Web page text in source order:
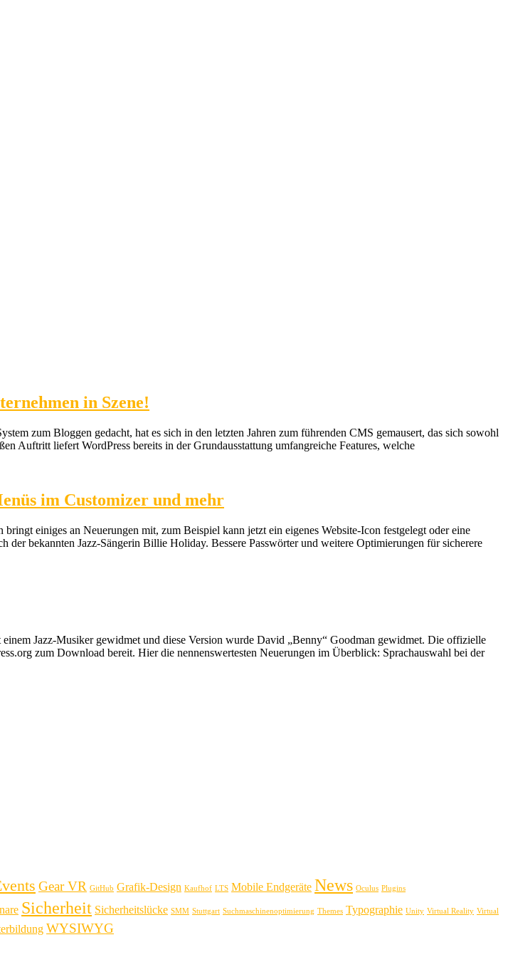
in Szene!
zum Bloggen gedacht, hat es sich in den letzten Jahren zum führenden CMS gemausert, das sich sowohl
Auftritt liefert WordPress bereits in der Grundausstattung umfangreiche Features, welche
im Customizer und mehr
einiges an Neuerungen mit, zum Beispiel kann jetzt ein eigenes Website-Icon festgelegt oder eine
bekannten Jazz-Sängerin Billie Holiday. Bessere Passwörter und weitere Optimierungen für sicherere
Jazz-Musiker gewidmet und diese Version wurde David „Benny“ Goodman gewidmet. Die offizielle
zum Download bereit. Hier die nennenswertesten Neuerungen im Überblick: Sprachauswahl bei der
Gear VR GitHub Grafik-Design Kaufhof LTS Mobile Endgeräte News Oculus Plugins
Sicherheit Sicherheitslücke SMM Stuttgart Suchmaschinenoptimierung Themes Typographie Unity Virtual Reality Virtual
WYSIWYG